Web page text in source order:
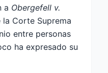
a Obergefell v.
Corte Suprema
entre personas
ha expresado su